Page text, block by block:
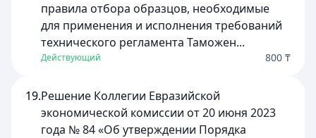
правила отбора образцов, необходимые
для применения и исполнения требований
технического регламента Таможен...
Действующий 800 ₸
19.Решение Коллегии Евразийской
экономической комиссии от 20 июня 2023
года № 84 «Об утверждении Порядка